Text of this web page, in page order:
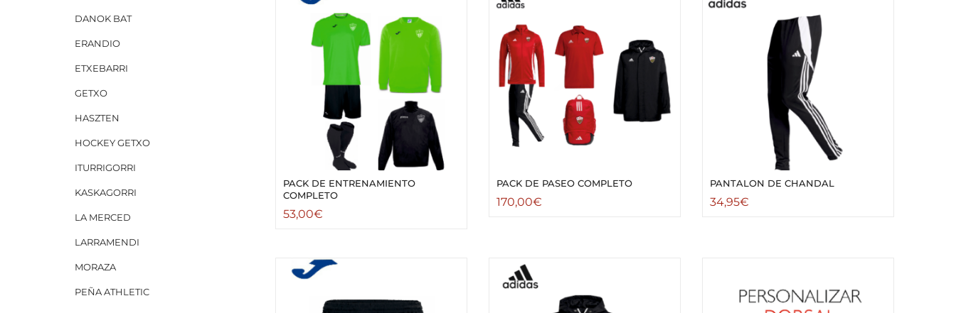
DANOK BAT
ERANDIO
ETXEBARRI
GETXO
HASZTEN
HOCKEY GETXO
ITURRIGORRI
KASKAGORRI
LA MERCED
LARRAMENDI
MORAZA
PEÑA ATHLETIC
PACK DE ENTRENAMIENTO
COMPLETO
53,00€
PACK DE PASEO COMPLETO
170,00€
PANTALON DE CHANDAL
34,95€